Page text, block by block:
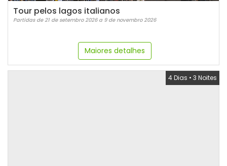
Tour pelos lagos italianos
Partidas de 21 de setembro 2026 a 9 de novembro 2026
Maiores detalhes
4 Dias • 3 Noites